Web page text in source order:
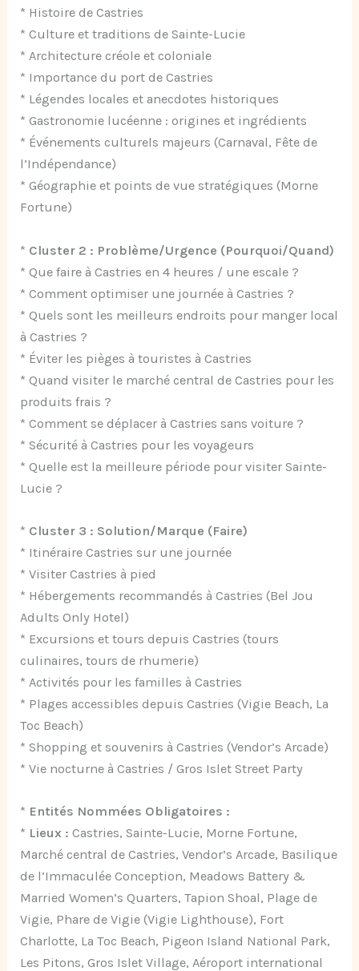
* Histoire de Castries
* Culture et traditions de Sainte-Lucie
* Architecture créole et coloniale
* Importance du port de Castries
* Légendes locales et anecdotes historiques
* Gastronomie lucéenne : origines et ingrédients
* Événements culturels majeurs (Carnaval, Fête de
l’Indépendance)
* Géographie et points de vue stratégiques (Morne
Fortune)
* Cluster 2 : Problème/Urgence (Pourquoi/Quand)
* Que faire à Castries en 4 heures / une escale ?
* Comment optimiser une journée à Castries ?
* Quels sont les meilleurs endroits pour manger local
à Castries ?
* Éviter les pièges à touristes à Castries
* Quand visiter le marché central de Castries pour les
produits frais ?
* Comment se déplacer à Castries sans voiture ?
* Sécurité à Castries pour les voyageurs
* Quelle est la meilleure période pour visiter Sainte-
Lucie ?
* Cluster 3 : Solution/Marque (Faire)
* Itinéraire Castries sur une journée
* Visiter Castries à pied
* Hébergements recommandés à Castries (Bel Jou
Adults Only Hotel)
* Excursions et tours depuis Castries (tours
culinaires, tours de rhumerie)
* Activités pour les familles à Castries
* Plages accessibles depuis Castries (Vigie Beach, La
Toc Beach)
* Shopping et souvenirs à Castries (Vendor’s Arcade)
* Vie nocturne à Castries / Gros Islet Street Party
* Entités Nommées Obligatoires :
* Lieux : Castries, Sainte-Lucie, Morne Fortune,
Marché central de Castries, Vendor’s Arcade, Basilique
de l’Immaculée Conception, Meadows Battery &
Married Women’s Quarters, Tapion Shoal, Plage de
Vigie, Phare de Vigie (Vigie Lighthouse), Fort
Charlotte, La Toc Beach, Pigeon Island National Park,
Les Pitons, Gros Islet Village, Aéroport international